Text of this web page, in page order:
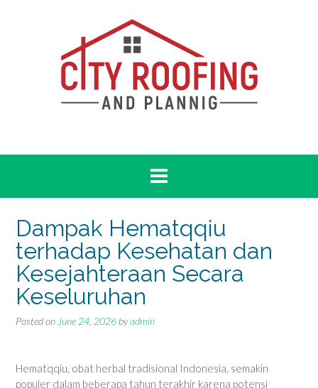
Dampak Hematqqiu
terhadap Kesehatan dan
Kesejahteraan Secara
Keseluruhan
Posted on June 24, 2026 byadmin
Hematqqiu, obat herbal tradisional Indonesia, semakin
populer dalam beberapa tahun terakhir karena potensi